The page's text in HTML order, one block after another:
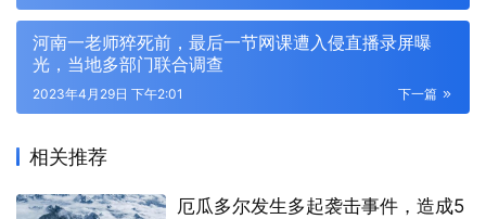
河南一老师猝死前，最后一节网课遭入侵直播录屏曝
光，当地多部门联合调查
下一篇
2023年4月29日 下午2:01
相关推荐
厄瓜多尔发生多起袭击事件，造成5